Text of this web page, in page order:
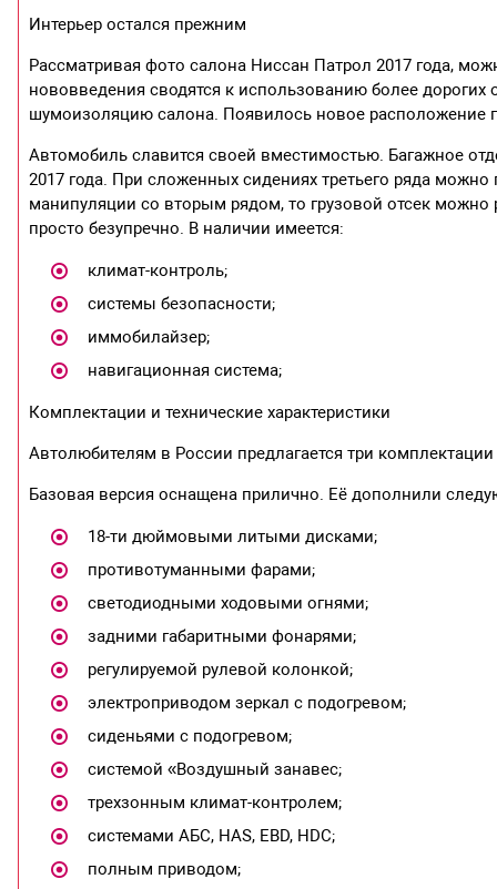
Интерьер остался прежним
Рассматривая фото салона Ниссан Патрол 2017 года,
нововведения сводятся к использованию более
шумоизоляцию салона. Появилось новое расположение
Автомобиль славится своей вместимостью. Багажное
2017 года. При сложенных сидениях третьего ряда
манипуляции со вторым рядом, то грузовой отсек
просто безупречно. В наличии имеется:
климат-контроль;
системы безопасности;
иммобилайзер;
навигационная система;
Комплектации и технические характеристики
Автолюбителям в России предлагается три
Базовая версия оснащена прилично. Её дополнили
18-ти дюймовыми литыми дисками;
противотуманными фарами;
светодиодными ходовыми огнями;
задними габаритными фонарями;
регулируемой рулевой колонкой;
электроприводом зеркал с подогревом;
сиденьями с подогревом;
системой «Воздушный занавес;
трехзонным климат-контролем;
системами АБС, HAS, EBD, HDC;
полным приводом;